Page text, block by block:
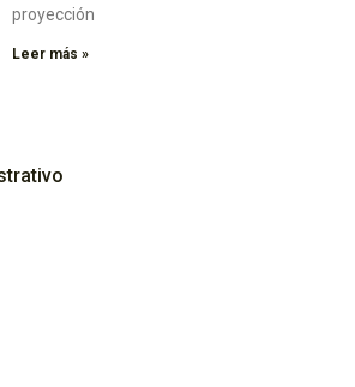
proyección
Leer más »